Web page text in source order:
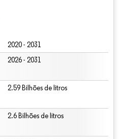
2020 - 2031
2026 - 2031
2.59 Bilhões de litros
2.6 Bilhões de litros